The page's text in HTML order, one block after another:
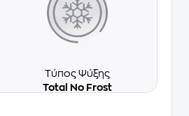
Τύπος Ψύξης
Total No Frost